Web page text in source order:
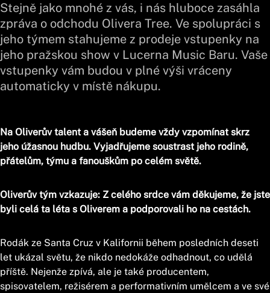
Stejně jako mnohé z vás, i nás hluboce zasáhla
zpráva o odchodu Olivera Tree. Ve spolupráci s
jeho týmem stahujeme z prodeje vstupenky na
jeho pražskou show v Lucerna Music Baru. Vaše
vstupenky vám budou v plné výši vráceny
automaticky v místě nákupu.
Na Oliverův talent a vášeň budeme vždy vzpomínat skrz
jeho úžasnou hudbu. Vyjadřujeme soustrast jeho rodině,
přátelům, týmu a fanouškům po celém světě.
Oliverův tým vzkazuje: Z celého srdce vám děkujeme, že jste
byli celá ta léta s Oliverem a podporovali ho na cestách.
Rodák ze Santa Cruz v Kalifornii během posledních deseti
let ukázal světu, že nikdo nedokáže odhadnout, co udělá
příště. Nejenže zpívá, ale je také producentem,
spisovatelem, režisérem a performativním umělcem a ve své